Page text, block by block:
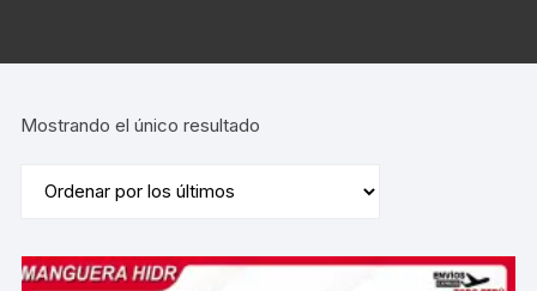
Mostrando el único resultado